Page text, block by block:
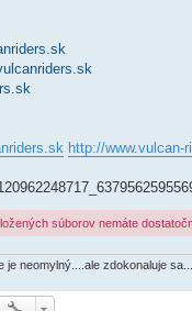
http://www.vulcan-
súborov nemáte
je neomylný....ale zdokonaluje sa....